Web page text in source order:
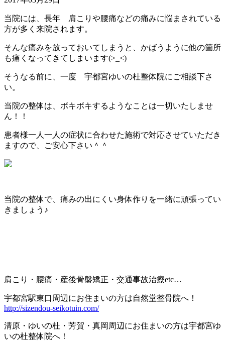
当院には、長年 肩こりや腰痛などの痛みに悩まされている
方が多く来院されます。
そんな痛みを放っておいてしまうと、かばうように他の箇所
も痛くなってきてしまいます(>_<)
そうなる前に、一度 宇都宮ゆいの杜整体院にご相談下さ
い。
当院の整体は、ボキボキするようなことは一切いたしませ
ん！！
患者様一人一人の症状に合わせた施術で対応させていただき
ますので、ご安心下さい＾＾
当院の整体で、痛みの出にくい身体作りを一緒に頑張ってい
きましょう♪
肩こり・腰痛・産後骨盤矯正・交通事故治療etc…
宇都宮駅東口周辺にお住まいの方は自然堂整骨院へ！
http://sizendou-seikotuin.com/
清原・ゆいの杜・芳賀・真岡周辺にお住まいの方は宇都宮ゆ
いの杜整体院へ！